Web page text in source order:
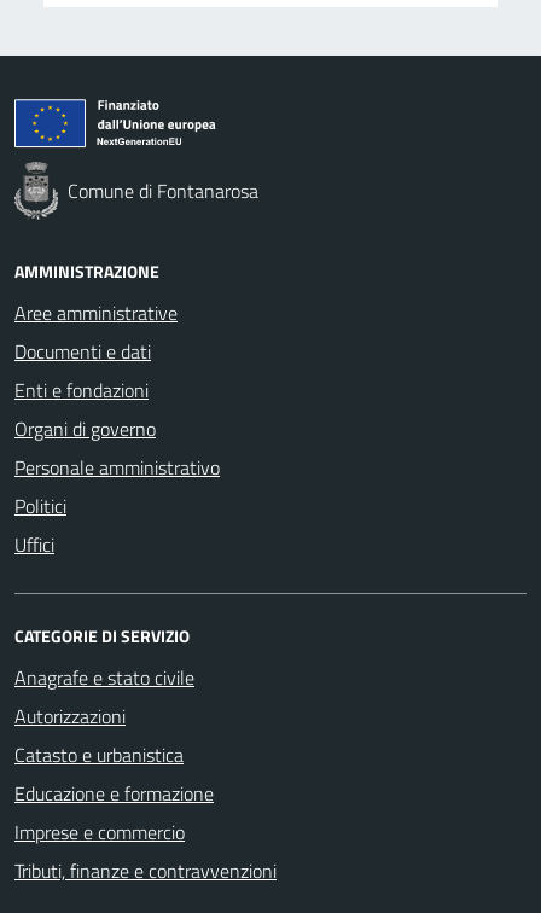
Comune di Fontanarosa
AMMINISTRAZIONE
Aree amministrative
Documenti e dati
Enti e fondazioni
Organi di governo
Personale amministrativo
Politici
Uffici
CATEGORIE DI SERVIZIO
Anagrafe e stato civile
Autorizzazioni
Catasto e urbanistica
Educazione e formazione
Imprese e commercio
Tributi, finanze e contravvenzioni